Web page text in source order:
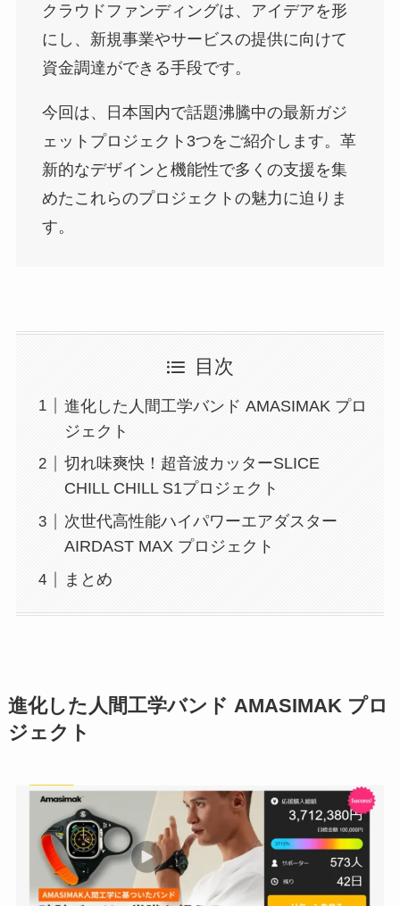
クラウドファンディングは、アイデアを形
にし、新規事業やサービスの提供に向けて
資金調達ができる手段です。
今回は、日本国内で話題沸騰中の最新ガジ
ェットプロジェクト3つをご紹介します。革
新的なデザインと機能性で多くの支援を集
めたこれらのプロジェクトの魅力に迫りま
す。
目次
進化した人間工学バンド AMASIMAK プロ
ジェクト
切れ味爽快！超音波カッターSLICE
CHILL CHILL S1プロジェクト
次世代高性能ハイパワーエアダスター
AIRDAST MAX プロジェクト
まとめ
進化した人間工学バンド AMASIMAK プロ
ジェクト